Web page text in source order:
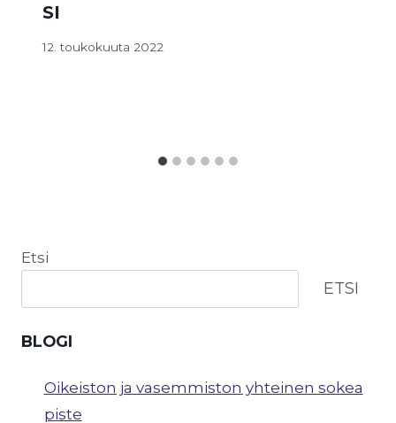
SI
12. toukokuuta 2022
Etsi
ETSI
BLOGI
Oikeiston ja vasemmiston yhteinen sokea
piste